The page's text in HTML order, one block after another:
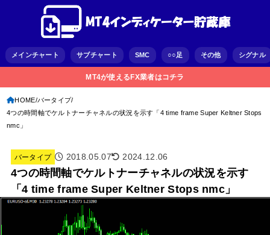
メインチャート サブチャート SMC ○○足 その他 シグナル
MT4が使えるFX業者はコチラ
HOME バータイプ
4つの時間軸でケルトナーチャネルの状況を示す「4 time frame Super Keltner Stops
nmc」
バータイプ 2018.05.07 2024.12.06
4つの時間軸でケルトナーチャネルの状況を示す
「4 time frame Super Keltner Stops nmc」